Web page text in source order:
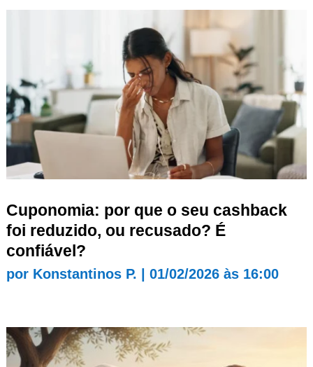
Cuponomia: por que o seu cashback
foi reduzido, ou recusado? É
confiável?
por Konstantinos P. 01/02/2026 às 16:00